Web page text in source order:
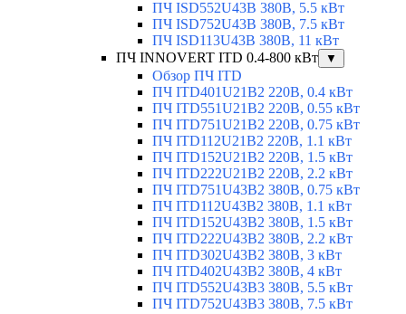
ПЧ ISD552U43B 380В, 5.5 кВт
ПЧ ISD752U43B 380В, 7.5 кВт
ПЧ ISD113U43B 380В, 11 кВт
ПЧ INNOVERT ITD 0.4-800 кВт
▼
Обзор ПЧ ITD
ПЧ ITD401U21B2 220В, 0.4 кВт
ПЧ ITD551U21B2 220В, 0.55 кВт
ПЧ ITD751U21B2 220В, 0.75 кВт
ПЧ ITD112U21B2 220В, 1.1 кВт
ПЧ ITD152U21B2 220В, 1.5 кВт
ПЧ ITD222U21B2 220В, 2.2 кВт
ПЧ ITD751U43B2 380В, 0.75 кВт
ПЧ ITD112U43B2 380В, 1.1 кВт
ПЧ ITD152U43B2 380В, 1.5 кВт
ПЧ ITD222U43B2 380В, 2.2 кВт
ПЧ ITD302U43B2 380В, 3 кВт
ПЧ ITD402U43B2 380В, 4 кВт
ПЧ ITD552U43B3 380В, 5.5 кВт
ПЧ ITD752U43B3 380В, 7.5 кВт